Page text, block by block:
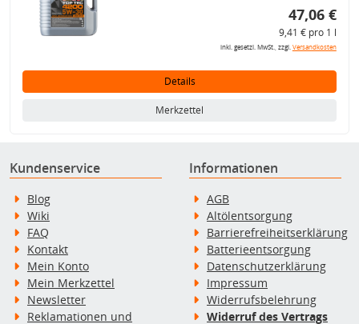
47,06 €
9,41 € pro 1 l
inkl. gesetzl. MwSt., zzgl.Versandkosten
Details
Merkzettel
Kundenservice
Blog
Wiki
FAQ
Kontakt
Mein Konto
Mein Merkzettel
Newsletter
Reklamationen und
Informationen
AGB
Altölentsorgung
Barrierefreiheitserklärung
Batterieentsorgung
Datenschutzerklärung
Impressum
Widerrufsbelehrung
Widerruf des Vertrags